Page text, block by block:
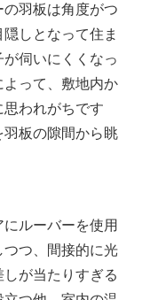
羽板は角度がつ
しとなって住ま
伺いにくくなっ
って、敷地内か
われがちです
板の隙間から眺
ルーバーを使用
つ、間接的に光
が当たりすぎる